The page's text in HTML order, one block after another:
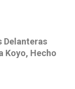
Delanteras
Koyo, Hecho